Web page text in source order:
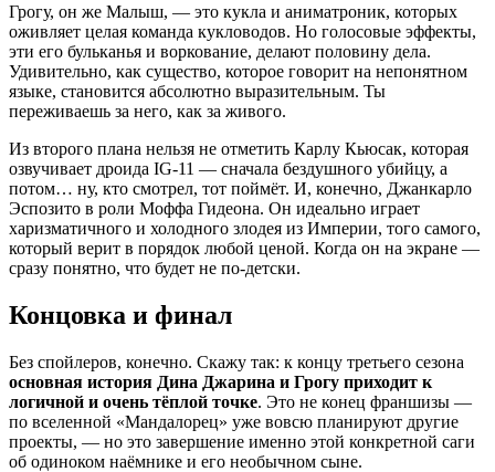
Грогу, он же Малыш, — это кукла и аниматроник, которых
оживляет целая команда кукловодов. Но голосовые эффекты,
эти его бульканья и воркование, делают половину дела.
Удивительно, как существо, которое говорит на непонятном
языке, становится абсолютно выразительным. Ты
переживаешь за него, как за живого.
Из второго плана нельзя не отметить Карлу Кьюсак, которая
озвучивает дроида IG-11 — сначала бездушного убийцу, а
потом… ну, кто смотрел, тот поймёт. И, конечно, Джанкарло
Эспозито в роли Моффа Гидеона. Он идеально играет
харизматичного и холодного злодея из Империи, того самого,
который верит в порядок любой ценой. Когда он на экране —
сразу понятно, что будет не по-детски.
Концовка и финал
Без спойлеров, конечно. Скажу так: к концу третьего сезона
основная история Дина Джарина и Грогу приходит к
логичной и очень тёплой точке. Это не конец франшизы —
по вселенной «Мандалорец» уже вовсю планируют другие
проекты, — но это завершение именно этой конкретной саги
об одиноком наёмнике и его необычном сыне.